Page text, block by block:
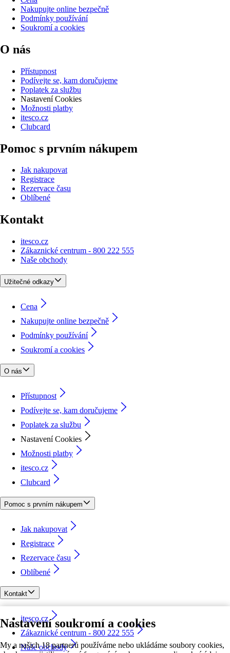
Nastavení soukromí a cookies
My a našich 18 partnerů používáme nebo ukládáme soubory cookies,
Nakupujte online bezpečně
Podmínky používání
Soukromí a cookies
O nás
Přístupnost
Podívejte se, kam doručujeme
Poplatek za službu
Nastavení Cookies
Možnosti platby
itesco.cz
Clubcard
Pomoc s prvním nákupem
Jak nakupovat
Registrace
Rezervace času
Oblíbené
Kontakt
itesco.cz
Zákaznické centrum - 800 222 555
Naše obchody
Užitečné odkazy
Cena
Nakupujte online bezpečně
Podmínky používání
Soukromí a cookies
O nás
Přístupnost
Podívejte se, kam doručujeme
Poplatek za službu
Nastavení Cookies
Možnosti platby
itesco.cz
Clubcard
Pomoc s prvním nákupem
Jak nakupovat
Registrace
Rezervace času
Oblíbené
Kontakt
itesco.cz
Zákaznické centrum - 800 222 555
Naše obchody